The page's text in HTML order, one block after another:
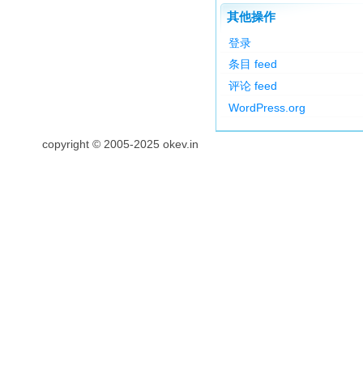
其他操作
登录
条目 feed
评论 feed
WordPress.org
copyright © 2005-2025 okev.in